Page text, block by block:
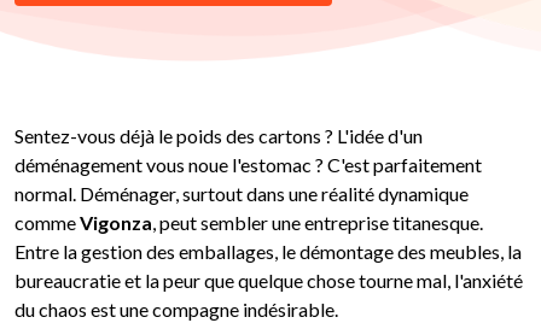
Sentez-vous déjà le poids des cartons ? L'idée d'un
déménagement vous noue l'estomac ? C'est parfaitement
normal. Déménager, surtout dans une réalité dynamique
commeVigonza, peut sembler une entreprise titanesque.
Entre la gestion des emballages, le démontage des meubles, la
bureaucratie et la peur que quelque chose tourne mal, l'anxiété
du chaos est une compagne indésirable.